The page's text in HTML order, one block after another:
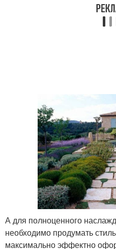
А для полноценного
необходимо продумать
максимально эффектно